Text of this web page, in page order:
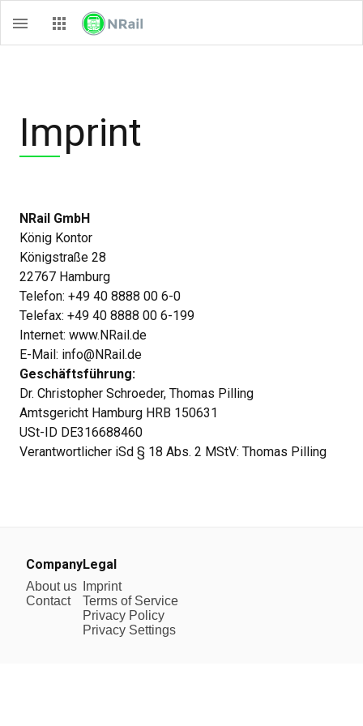
Imprint
NRail GmbH
König Kontor
Königstraße 28
22767 Hamburg
Telefon: +49 40 8888 00 6-0
Telefax: +49 40 8888 00 6-199
Internet: www.NRail.de
E-Mail: info@NRail.de
Geschäftsführung:
Dr. Christopher Schroeder, Thomas Pilling
Amtsgericht Hamburg HRB 150631
USt-ID DE316688460
Verantwortlicher iSd § 18 Abs. 2 MStV: Thomas Pilling
Company
About us
Contact
Legal
Imprint
Terms of Service
Privacy Policy
Privacy Settings